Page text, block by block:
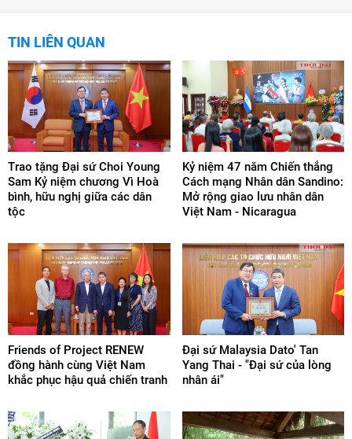
TIN LIÊN QUAN
Trao tặng Đại sứ Choi Young
Sam Kỷ niệm chương Vì Hoà
bình, hữu nghị giữa các dân
tộc
Kỷ niệm 47 năm Chiến thắng
Cách mạng Nhân dân Sandino:
Mở rộng giao lưu nhân dân
Việt Nam - Nicaragua
Friends of Project RENEW
đồng hành cùng Việt Nam
khắc phục hậu quả chiến tranh
Đại sứ Malaysia Dato' Tan
Yang Thai - "Đại sứ của lòng
nhân ái"